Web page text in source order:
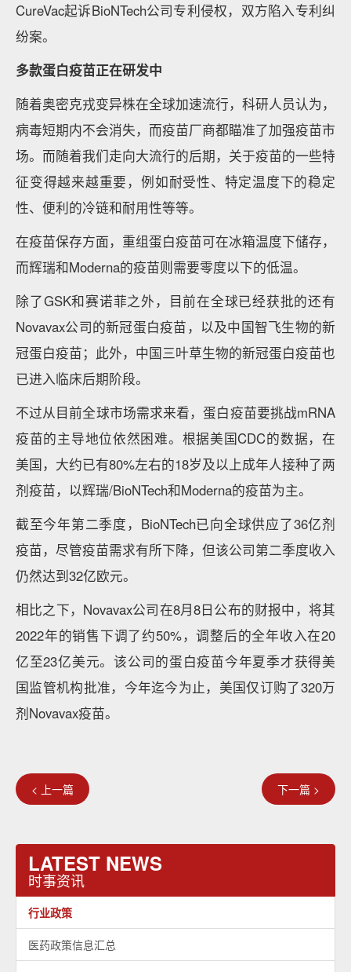
CureVac起诉BioNTech公司专利侵权，双方陷入专利纠
纷案。
多款蛋白疫苗正在研发中
随着奥密克戎变异株在全球加速流行，科研人员认为，
病毒短期内不会消失，而疫苗厂商都瞄准了加强疫苗市
场。而随着我们走向大流行的后期，关于疫苗的一些特
征变得越来越重要，例如耐受性、特定温度下的稳定
性、便利的冷链和耐用性等等。
在疫苗保存方面，重组蛋白疫苗可在冰箱温度下储存，
而辉瑞和Moderna的疫苗则需要零度以下的低温。
除了GSK和赛诺菲之外，目前在全球已经获批的还有
Novavax公司的新冠蛋白疫苗，以及中国智飞生物的新
冠蛋白疫苗；此外，中国三叶草生物的新冠蛋白疫苗也
已进入临床后期阶段。
不过从目前全球市场需求来看，蛋白疫苗要挑战mRNA
疫苗的主导地位依然困难。根据美国CDC的数据，在
美国，大约已有80%左右的18岁及以上成年人接种了两
剂疫苗，以辉瑞/BioNTech和Moderna的疫苗为主。
截至今年第二季度，BioNTech已向全球供应了36亿剂
疫苗，尽管疫苗需求有所下降，但该公司第二季度收入
仍然达到32亿欧元。
相比之下，Novavax公司在8月8日公布的财报中，将其
2022年的销售下调了约50%，调整后的全年收入在20
亿至23亿美元。该公司的蛋白疫苗今年夏季才获得美
国监管机构批准，今年迄今为止，美国仅订购了320万
剂Novavax疫苗。
< 上一篇 下一篇 >
LATEST NEWS
时事资讯
行业政策
医药政策信息汇总